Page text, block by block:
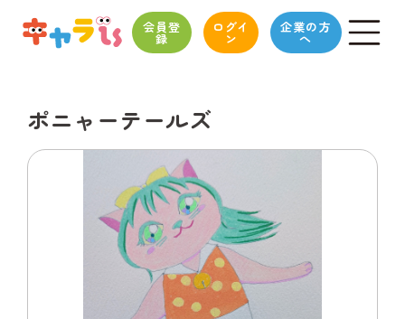
会員登
録
ログイ
ン
企業の方
へ
ポニャーテールズ